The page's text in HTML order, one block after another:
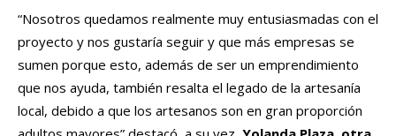
“Nosotros quedamos realmente muy entusiasmadas con el
proyecto y nos gustaría seguir y que más empresas se
sumen porque esto, además de ser un emprendimiento
que nos ayuda, también resalta el legado de la artesanía
local, debido a que los artesanos son en gran proporción